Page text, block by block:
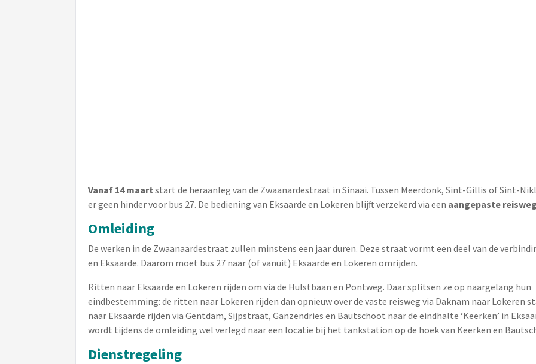
Vanaf 14 maart start de heraanleg van de Zwaanardestraat in Sinaai. Tussen Meerdonk, Sint-Gillis of Sint-
er geen hinder voor bus 27. De bediening van Eksaarde en Lokeren blijft verzekerd via een aangepaste
Omleiding
De werken in de Zwaanaardestraat zullen minstens een jaar duren. Deze straat vormt een deel van de
en Eksaarde. Daarom moet bus 27 naar (of vanuit) Eksaarde en Lokeren omrijden.
Ritten naar Eksaarde en Lokeren rijden om via de Hulstbaan en Pontweg. Daar splitsen ze op naargelang hun
eindbestemming: de ritten naar Lokeren rijden dan opnieuw over de vaste reisweg via Daknam naar Lokeren
naar Eksaarde rijden via Gentdam, Sijpstraat, Ganzendries en Bautschoot naar de eindhalte ‘Keerken’ in
wordt tijdens de omleiding wel verlegd naar een locatie bij het tankstation op de hoek van Keerken en
Dienstregeling